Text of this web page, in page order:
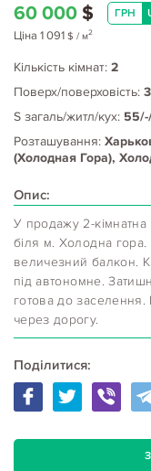
60 000 $ ГРН
Ціна 1 091 $ / м2
Кількість кімнат: 2
Поверх/поверховість:
S загаль/житл/кух:
Розташування:
(Холодная Гора),
Опис:
У продажу 2-
біля м. Холодна гора.
величезний балкон.
під автономне.
готова до
через дорогу.
Поділитися: